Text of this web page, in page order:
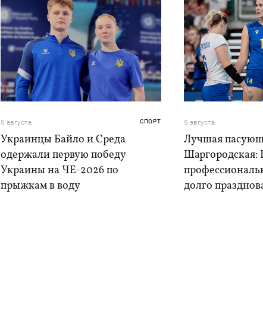
5 августа СПОРТ
Украинцы Байло и Среда
одержали первую победу
Украины на ЧЕ-2026 по
прыжкам в воду
5 августа
Лучшая
Шаргородская:
долго